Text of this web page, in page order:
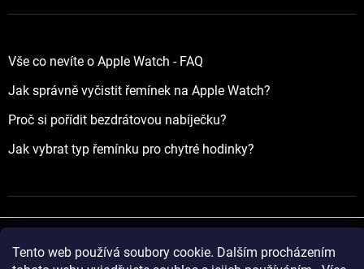
Tento web používá soubory cookie. Dalším procházením
Vše co nevíte o Apple Watch - FAQ
Jak správně vyčistit řemínek na Apple Watch?
Proč si pořídit bezdrátovou nabíječku?
Jak vybrat typ řemínku pro chytré hodinky?
Vytvořil Shoptet